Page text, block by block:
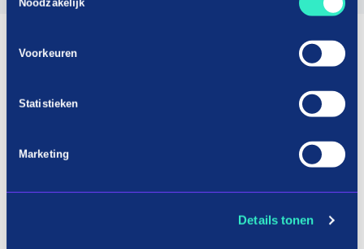
Noodzakelijk
Voorkeuren
Statistieken
Marketing
Details tonen